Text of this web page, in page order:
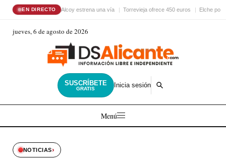
EN DIRECTO Alcoy estrena una vía Torrevieja ofrece 450 euros Elche
jueves, 6 de agosto de 2026
SUSCRÍBETE
GRATIS Inicia sesión
Menú
NOTICIAS›